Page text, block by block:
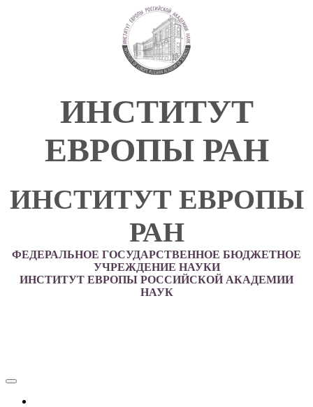
ИНСТИТУТ
ЕВРОПЫ РАН
ИНСТИТУТ ЕВРОПЫ
РАН
ФЕДЕРАЛЬНОЕ ГОСУДАРСТВЕННОЕ БЮДЖЕТНОЕ
УЧРЕЖДЕНИЕ НАУКИ
ИНСТИТУТ ЕВРОПЫ РОССИЙСКОЙ АКАДЕМИИ
НАУК